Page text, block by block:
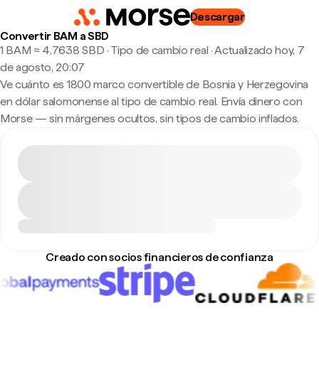
Descargar
Convertir BAM a SBD
1 BAM ≈ 4,7638 SBD · Tipo de cambio real ·Actualizado hoy, 7
de agosto, 20:07
Ve cuánto es 1800 marco convertible de Bosnia y Herzegovina
en dólar salomonense al tipo de cambio real. Envía dinero con
Morse — sin márgenes ocultos, sin tipos de cambio inflados.
Creado con socios financieros de confianza